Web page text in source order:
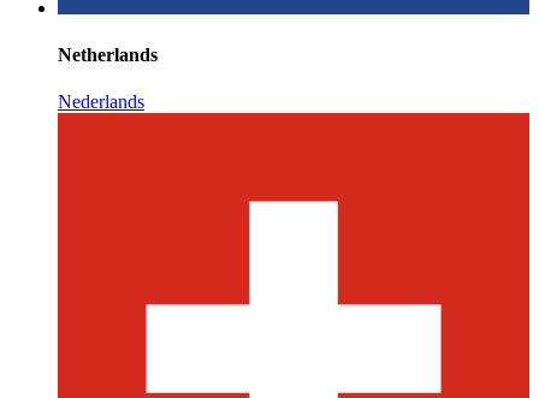
Netherlands
Nederlands